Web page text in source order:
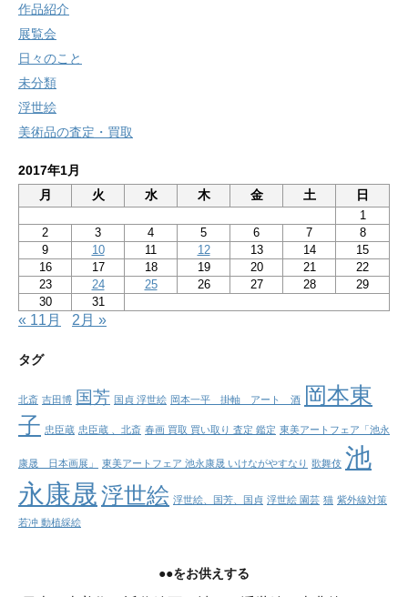
作品紹介
展覧会
日々のこと
未分類
浮世絵
美術品の査定・買取
2017年1月
月
火 水 木 金 土 日
1
2
3 4 5 6 7
8
9
10 11 12 13 14
15
16
17 18 19 20 21
22
23
24 25 26 27 28
29
30
31
« 11月 2月 »
タグ
北斎 吉田博 国芳 国貞 浮世絵 岡本一平 掛軸 アート 酒 岡本東
子 忠臣蔵 忠臣蔵 、北斎 春画 買取 買い取り 査定 鑑定 東美アートフェア「池永
康晟 日本画展」 東美アートフェア 池永康晟 いけながやすなり 歌舞伎 池
永康晟浮世絵 浮世絵、国芳、国貞 浮世絵 園芸 猫 紫外線対策
若冲 動植綵絵
●●をお供えする